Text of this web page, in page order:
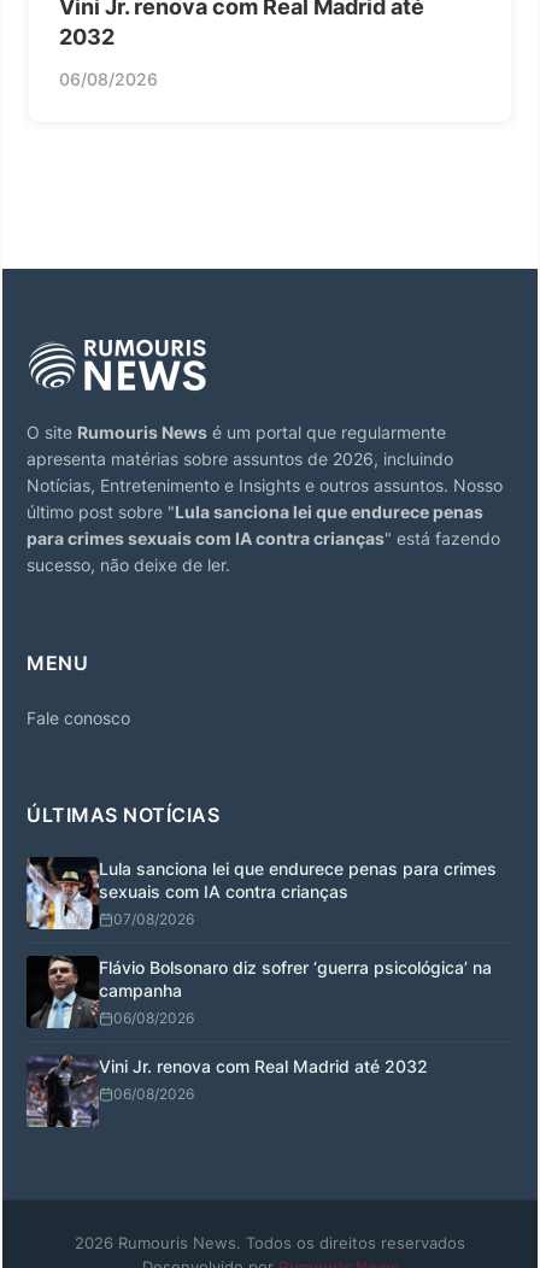
Vini Jr. renova com Real Madrid até
2032
06/08/2026
O site Rumouris News é um portal que regularmente
apresenta matérias sobre assuntos de 2026, incluindo
Notícias, Entretenimento e Insights e outros assuntos. Nosso
último post sobre "Lula sanciona lei que endurece penas
para crimes sexuais com IA contra crianças" está fazendo
sucesso, não deixe de ler.
MENU
Fale conosco
ÚLTIMAS NOTÍCIAS
Lula sanciona lei que endurece penas para crimes
sexuais com IA contra crianças
07/08/2026
Flávio Bolsonaro diz sofrer ‘guerra psicológica’ na
campanha
06/08/2026
Vini Jr. renova com Real Madrid até 2032
06/08/2026
2026 Rumouris News. Todos os direitos reservados